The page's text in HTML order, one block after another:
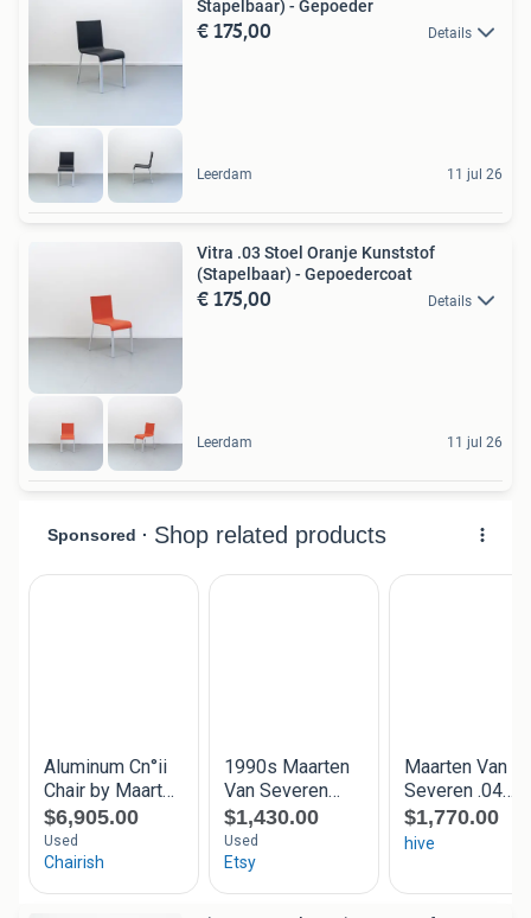
Stapelbaar) - Gepoeder
€ 175,00 Details
Leerdam 11 jul 26
Vitra .03 Stoel Oranje Kunststof
(Stapelbaar) - Gepoedercoat
€ 175,00 Details
Leerdam 11 jul 26